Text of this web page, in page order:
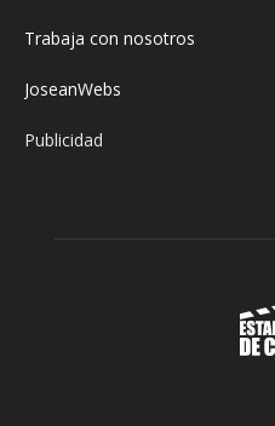
Trabaja con nosotros
JoseanWebs
Publicidad